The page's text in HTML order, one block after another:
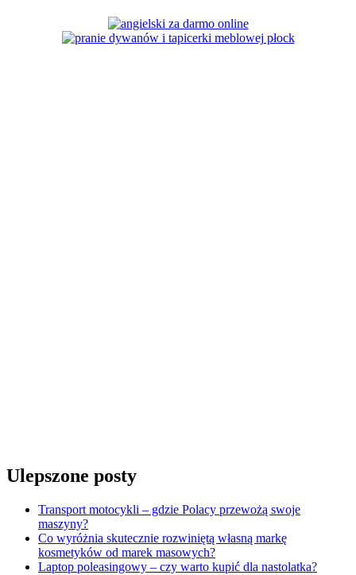
Ulepszone posty
Transport motocykli – gdzie Polacy przewożą swoje
maszyny?
Co wyróżnia skutecznie rozwiniętą własną markę
kosmetyków od marek masowych?
Laptop poleasingowy – czy warto kupić dla nastolatka?